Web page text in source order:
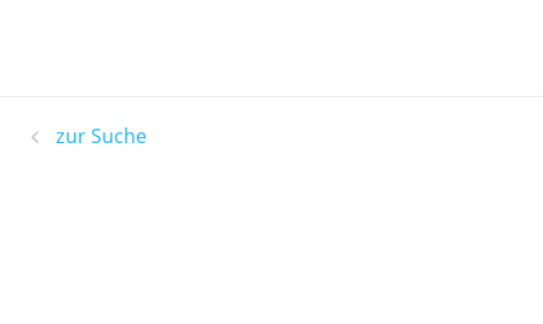
zur Suche